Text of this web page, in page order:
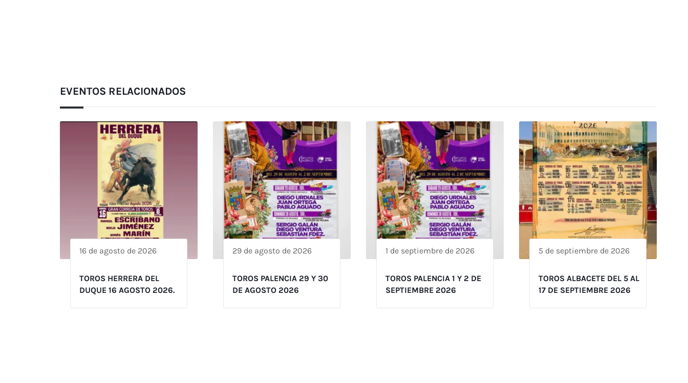
EVENTOS RELACIONADOS
16 de agosto de 2026
TOROS HERRERA DEL
DUQUE 16 AGOSTO 2026.
29 de agosto de 2026
TOROS PALENCIA 29 Y 30
DE AGOSTO 2026
1 de septiembre de 2026
TOROS PALENCIA 1 Y 2 DE
SEPTIEMBRE 2026
5 de septiembre de 2026
TOROS ALBACETE DEL 5 AL
17 DE SEPTIEMBRE 2026